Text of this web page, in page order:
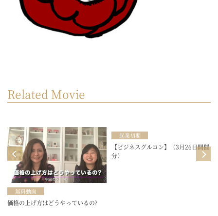
Related Movie
無料動画
価格の上げ方はどうやっているの?
起業初期
【ビジネスグルコン】（3月26日開催
分）